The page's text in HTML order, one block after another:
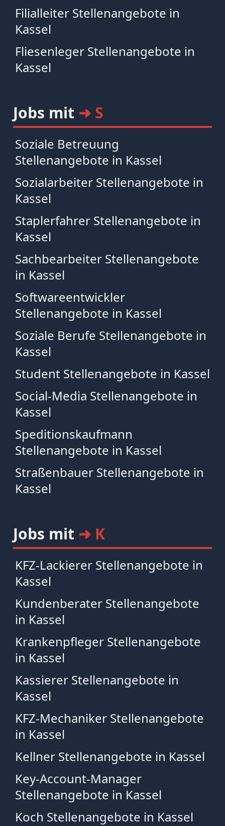
Filialleiter Stellenangebote in
Kassel
Fliesenleger Stellenangebote in
Kassel
Jobs mit ➜ S
Soziale Betreuung
Stellenangebote in Kassel
Sozialarbeiter Stellenangebote in
Kassel
Staplerfahrer Stellenangebote in
Kassel
Sachbearbeiter Stellenangebote
in Kassel
Softwareentwickler
Stellenangebote in Kassel
Soziale Berufe Stellenangebote in
Kassel
Student Stellenangebote in Kassel
Social-Media Stellenangebote in
Kassel
Speditionskaufmann
Stellenangebote in Kassel
Straßenbauer Stellenangebote in
Kassel
Jobs mit ➜ K
KFZ-Lackierer Stellenangebote in
Kassel
Kundenberater Stellenangebote
in Kassel
Krankenpfleger Stellenangebote
in Kassel
Kassierer Stellenangebote in
Kassel
KFZ-Mechaniker Stellenangebote
in Kassel
Kellner Stellenangebote in Kassel
Key-Account-Manager
Stellenangebote in Kassel
Koch Stellenangebote in Kassel